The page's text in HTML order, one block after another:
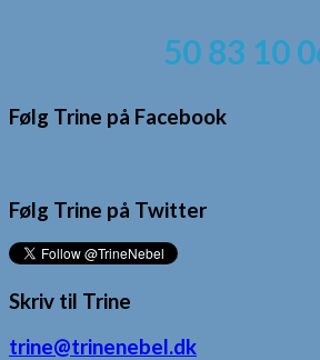
50 83 10
Følg Trine på Facebook
Følg Trine på Twitter
Skriv til Trine
trine@trinenebel.dk